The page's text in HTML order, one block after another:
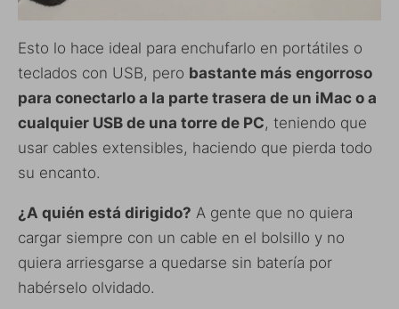
Esto lo hace ideal para enchufarlo en portátiles o
teclados con USB, pero bastante más engorroso
para conectarlo a la parte trasera de un iMac o a
cualquier USB de una torre de PC, teniendo que
usar cables extensibles, haciendo que pierda todo
su encanto.
¿A quién está dirigido? A gente que no quiera
cargar siempre con un cable en el bolsillo y no
quiera arriesgarse a quedarse sin batería por
habérselo olvidado.